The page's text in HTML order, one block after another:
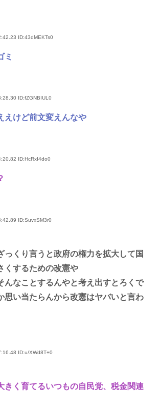
ID:43dMEKTs0
ミ
ID:fZGNBIUL0
えけど前文変えんなや
ID:HcRxI4do0
ID:SuvxSM3r0
っくり言うと政府の権力を拡大して国
くするための改憲や
んなことするんやと考え出すとろくで
思い当たらんから改憲はヤバいと言わ
ID:u/XWd8T+0
きく育てるいつもの自民党、税金関連